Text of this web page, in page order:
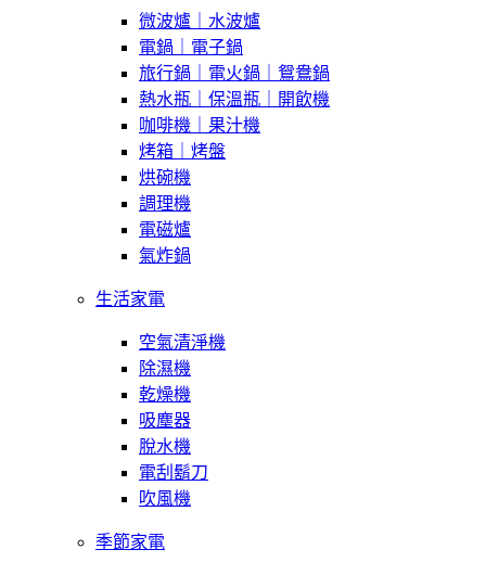
微波爐｜水波爐
電鍋｜電子鍋
旅行鍋｜電火鍋｜鴛鴦鍋
熱水瓶｜保溫瓶｜開飲機
咖啡機｜果汁機
烤箱｜烤盤
烘碗機
調理機
電磁爐
氣炸鍋
生活家電
空氣清淨機
除濕機
乾燥機
吸塵器
脫水機
電刮鬍刀
吹風機
季節家電